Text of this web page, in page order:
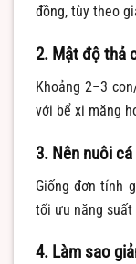
đồng, tùy theo
2. Mật độ thả
Khoảng 2–3
với bể xi măng
3. Nên nuôi
Giống đơn tính
tối ưu năng suất
4. Làm sao